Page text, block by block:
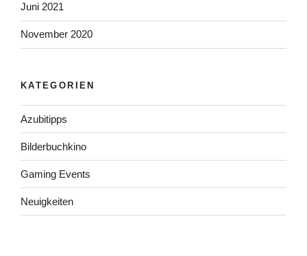
Juni 2021
November 2020
KATEGORIEN
Azubitipps
Bilderbuchkino
Gaming Events
Neuigkeiten